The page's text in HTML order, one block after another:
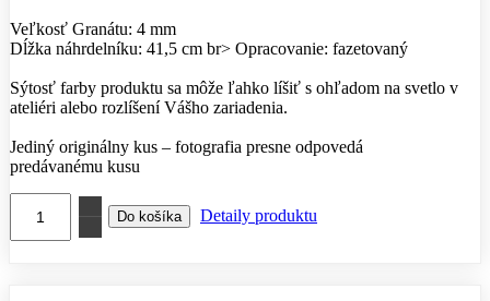
Veľkosť Granátu: 4 mm
Dĺžka náhrdelníku: 41,5 cm br> Opracovanie: fazetovaný
Sýtosť farby produktu sa môže ľahko líšiť s ohľadom na svetlo v
ateliéri alebo rozlíšení Vášho zariadenia.
Jediný originálny kus – fotografia presne odpovedá
predávanému kusu
Detaily produktu